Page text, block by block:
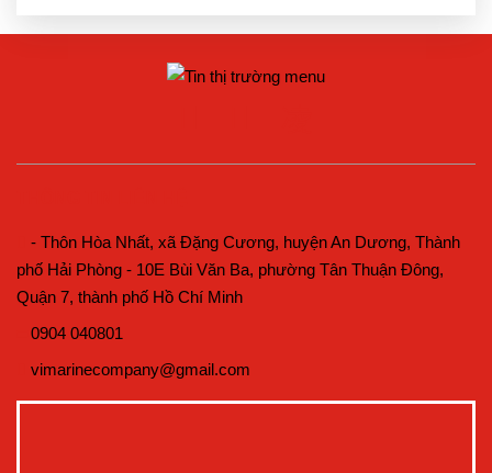
- Thôn Hòa Nhất, xã Đặng Cương, huyện An Dương, Thành
phố Hải Phòng - 10E Bùi Văn Ba, phường Tân Thuận Đông,
Quận 7, thành phố Hồ Chí Minh
0904 040801
vimarinecompany@gmail.com